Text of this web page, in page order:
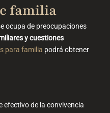
familia
ocupa de preocupaciones
y cuestiones
para familia podrá obtener
efectivo de la convivencia